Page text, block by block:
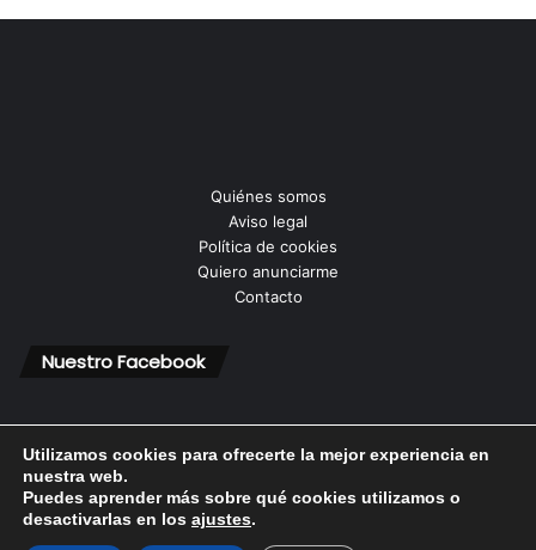
Quiénes somos
Aviso legal
Política de cookies
Quiero anunciarme
Contacto
Nuestro Facebook
© Copyright 2026, Todos los derechos reservados |
Utilizamos cookies para ofrecerte la mejor experiencia en
nuestra web.
Puedes aprender más sobre qué cookies utilizamos o
desactivarlas en los ajustes.